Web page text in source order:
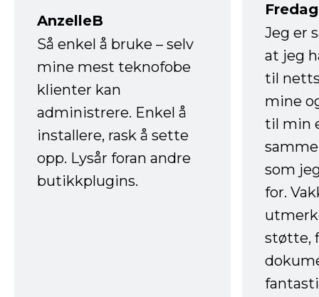
AnzelleB
Så enkel å bruke – selv
mine mest teknofobe
klienter kan
administrere. Enkel å
installere, rask å sette
opp. Lysår foran andre
butikkplugins.
Jeg er
at jeg
til
mine
til min
som
for.
støtte,